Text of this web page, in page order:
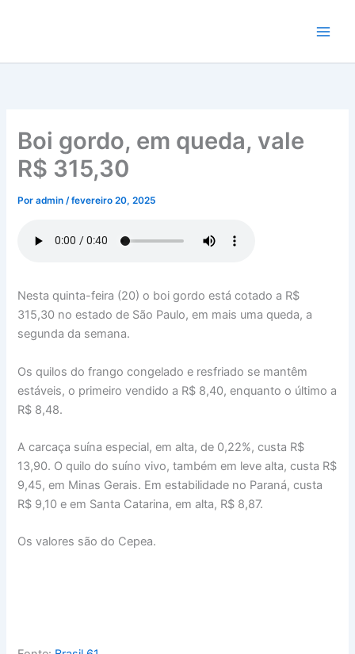
conteúdo
Boi gordo, em queda, vale
R$ 315,30
Poradmin/fevereiro 20, 2025
Nesta quinta-feira (20) o boi gordo está cotado a R$
315,30 no estado de São Paulo, em mais uma queda, a
segunda da semana.
Os quilos do frango congelado e resfriado se mantêm
estáveis, o primeiro vendido a R$ 8,40, enquanto o último a
R$ 8,48.
A carcaça suína especial, em alta, de 0,22%, custa R$
13,90. O quilo do suíno vivo, também em leve alta, custa R$
9,45, em Minas Gerais. Em estabilidade no Paraná, custa
R$ 9,10 e em Santa Catarina, em alta, R$ 8,87.
Os valores são do Cepea.